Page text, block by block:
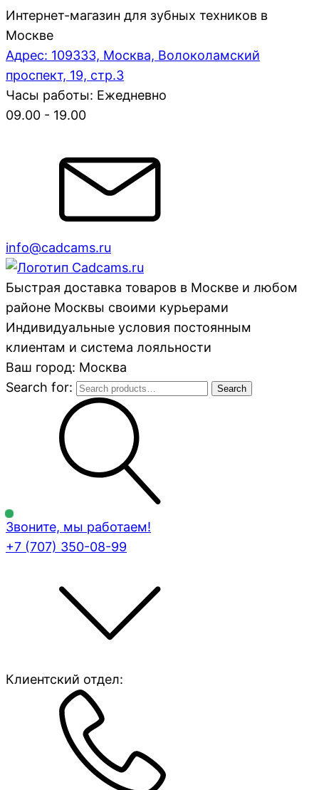
Интернет-магазин для зубных техников в
Москве
Адрес: 109333, Москва, Волоколамский
проспект, 19, стр.3
Часы работы: Ежедневно
09.00 - 19.00
info@cadcams.ru
Быстрая доставка товаров в Москве и любом
районе Москвы своими курьерами
Индивидуальные условия постоянным
клиентам и система лояльности
Ваш город: Москва
Search for:
Search
Звоните, мы работаем!
+7 (707) 350-08-99
Клиентский отдел: